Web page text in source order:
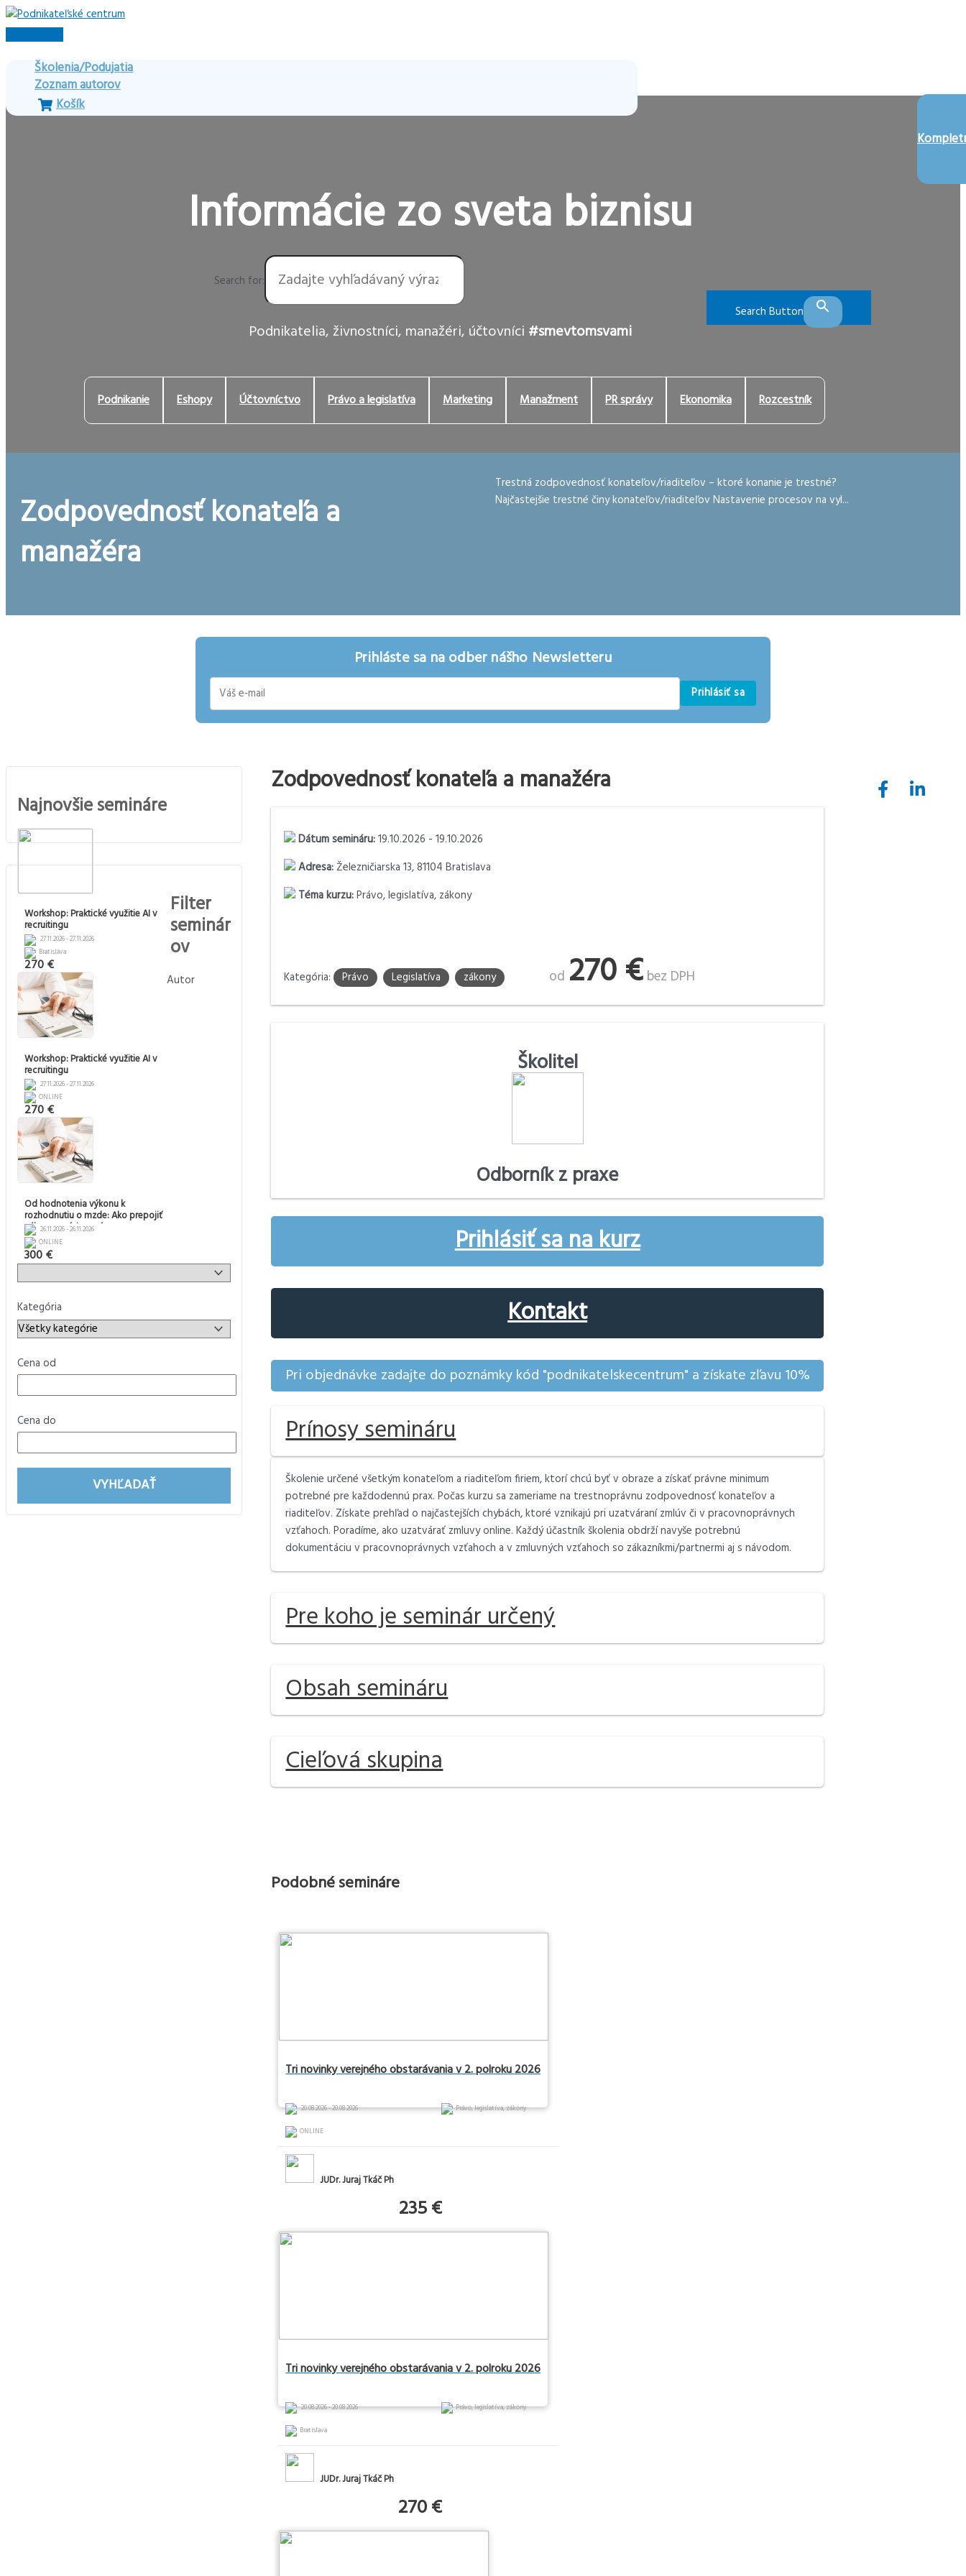
Preskočiť
na
Hlavné
Školenia/Podujatia
Zoznam autorov
Košík
Informácie zo sveta biznisu
Search for:
Search Button
Podnikatelia, živnostníci, manažéri, účtovníci #smevtomsvami
Podnikanie Eshopy Účtovníctvo Právo a legislatíva Marketing Manažment PR správy Ekonomika Rozcestník
Zodpovednosť konateľa a
manažéra
Trestná zodpovednosť konateľov/riaditeľov – ktoré konanie je trestné?
Najčastejšie trestné činy konateľov/riaditeľov Nastavenie procesov na vyl...
Prihláste sa na odber nášho Newsletteru
Prihlásiť sa
Najnovšie semináre
Workshop: Praktické využitie AI v
recruitingu
27.11.2026 - 27.11.2026
Bratislava
270 €
Workshop: Praktické využitie AI v
recruitingu
27.11.2026 - 27.11.2026
ONLINE
270 €
Od hodnotenia výkonu k
rozhodnutiu o mzde: Ako prepojiť
výkon, pozíciu v pásme a rast
mzdy
26.11.2026 - 26.11.2026
ONLINE
300 €
Filter
seminár
ov
Autor
Kategória
Cena od
Cena do
VYHĽADAŤ
Zodpovednosť konateľa a manažéra
Dátum semináru:19.10.2026 - 19.10.2026
Adresa:Železničiarska 13, 81104 Bratislava
Téma kurzu:Právo, legislatíva, zákony
Kategória: Právo Legislatíva zákony od 270 € bez DPH
Školitel
Odborník z praxe
Prihlásiť sa na kurz
Kontakt
Pri objednávke zadajte do poznámky kód "podnikatelskecentrum" a získate zľavu 10%
Prínosy semináru
Školenie určené všetkým konateľom a riaditeľom firiem, ktorí chcú byť v obraze a získať právne minimum
potrebné pre každodennú prax. Počas kurzu sa zameriame na trestnoprávnu zodpovednosť konateľov a
riaditeľov. Získate prehľad o najčastejších chybách, ktoré vznikajú pri uzatváraní zmlúv či v pracovnoprávnych
vzťahoch. Poradíme, ako uzatvárať zmluvy online. Každý účastník školenia obdrží navyše potrebnú
dokumentáciu v pracovnoprávnych vzťahoch a v zmluvných vzťahoch so zákazníkmi/partnermi aj s návodom.
Pre koho je seminár určený
Obsah semináru
Cieľová skupina
Podobné semináre
Tri novinky verejného obstarávania v 2. polroku 2026
20.08.2026 - 20.08.2026 Právo, legislatíva, zákony
ONLINE
JUDr. Juraj Tkáč Ph
235 €
Tri novinky verejného obstarávania v 2. polroku 2026
20.08.2026 - 20.08.2026 Právo, legislatíva, zákony
Bratislava
JUDr. Juraj Tkáč Ph
270 €